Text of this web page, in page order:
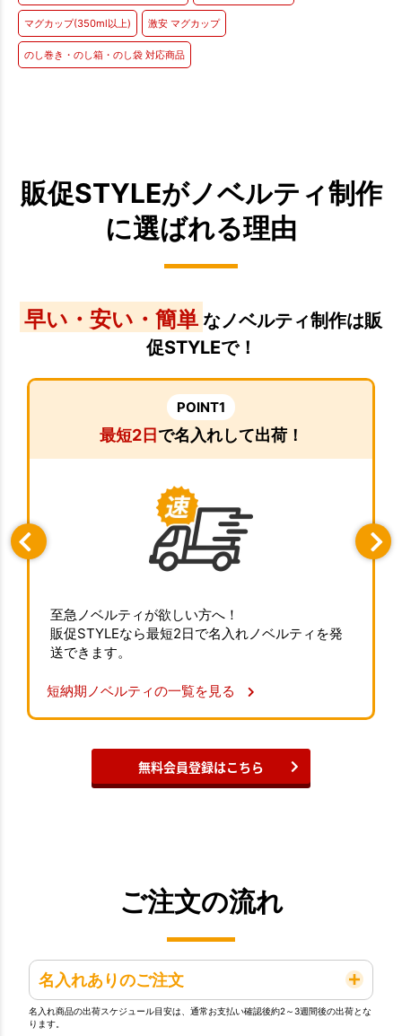
マグカップ(350ml以上) 激安 マグカップ
のし巻き・のし箱・のし袋 対応商品
販促STYLEがノベルティ制作
に選ばれる理由
早い・安い・簡単 なノベルティ制作は販
促STYLEで！
POINT1
最短2日 で名入れして出荷！
至急ノベルティが欲しい方へ！
販促STYLEなら最短2日で名入れノベルティを発
送できます。
短納期ノベルティの一覧を見る
無料会員登録はこちら
ご注文の流れ
名入れありのご注文
名入れ商品の出荷スケジュール目安は、通常お支払い確認後約2～3週間後の出荷とな
ります。